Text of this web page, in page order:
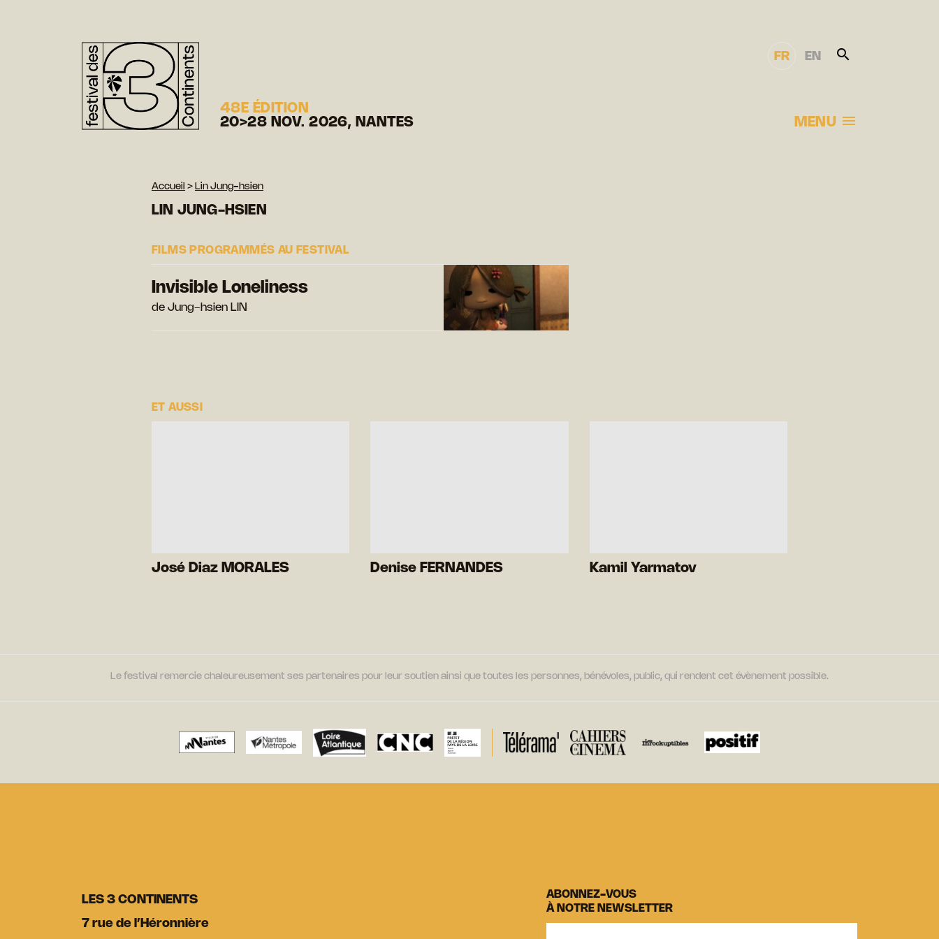
48E ÉDITION
20>28 NOV. 2026, NANTES
FR EN
MENU
Accueil > Lin Jung-hsien
LIN JUNG-HSIEN
FILMS PROGRAMMÉS AU FESTIVAL
Invisible Loneliness
de Jung-hsien LIN
ET AUSSI
José Diaz MORALES Denise FERNANDES Kamil Yarmatov
Le festival remercie chaleureusement ses partenaires pour leur soutien ainsi que toutes les personnes, bénévoles, public, qui rendent cet évènement possible.
LES 3 CONTINENTS
7 rue de l’Héronnière
ABONNEZ-VOUS
À NOTRE NEWSLETTER